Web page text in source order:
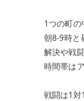
1つの町
朝8‐9時
解決や戦
時間帯は
戦闘は1対